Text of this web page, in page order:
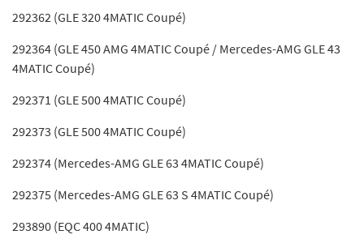
292362 (GLE 320 4MATIC Coupé)
292364 (GLE 450 AMG 4MATIC Coupé / Mercedes-AMG GLE 43
4MATIC Coupé)
292371 (GLE 500 4MATIC Coupé)
292373 (GLE 500 4MATIC Coupé)
292374 (Mercedes-AMG GLE 63 4MATIC Coupé)
292375 (Mercedes-AMG GLE 63 S 4MATIC Coupé)
293890 (EQC 400 4MATIC)